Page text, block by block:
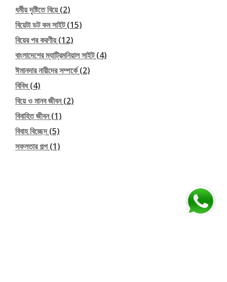
ধর্মীয় দৃষ্টিতে বিয়ে(2)
বিয়েটা ডট কম সাইট(15)
বিয়ের পর করণীয়(12)
বাংলাদেশের ম্যাট্রিমনিয়াল সাইট(4)
ঈমানদার নারীদের সম্পর্কে(2)
বিবিধ(4)
বিয়ে ও মানব জীবন(2)
বিবাহিত জীবন(1)
বিবাহ বিচ্ছেদ(5)
সফলতার গল্প(1)